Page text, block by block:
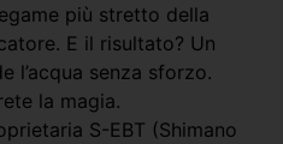
più stretto della
E il risultato? Un
l’acqua senza sforzo.
la magia.
S-EBT (Shimano